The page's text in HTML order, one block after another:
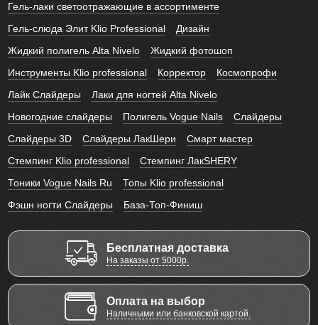
Гель-лаки светоотражающие в ассортименте
Гель-слюда Элит Klio Professional
Дизайн
Жидкий полигель Alta Nivelo
Жидкий фотошоп
Инструменты Klio professional
Корректор
Космопрофи
Лайк Слайдеры
Лаки для ногтей Alta Nivelo
Новогодние слайдеры
Полигель Vogue Nails
Слайдеры
Слайдеры 3D
Слайдеры ЛакШери
Смарт мастер
Стемпинг Klio professional
Стемпинг ЛакSHERY
Тоники Vogue Nails Ru
Топы Klio professional
Фэшн ногти Слайдеры
База-Топ-Финиш
Бесплатная доставка
На заказы от 5000р.
Оплата на выбор
Наличными или банковской картой.